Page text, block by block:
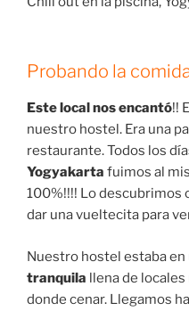
Probando la
Este local nos encantó!!
nuestro hostel. Era una
restaurante. Todos los
Yogyakarta fuimos al
100%!!!! Lo descubrimos
dar una vueltecita para
Nuestro hostel estaba en
tranquila llena de
donde cenar. Llegamos